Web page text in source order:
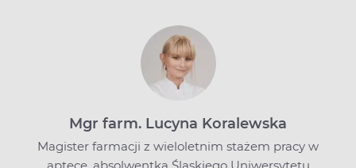
Mgr farm. Lucyna Koralewska
Magister farmacji z wieloletnim stażem pracy w